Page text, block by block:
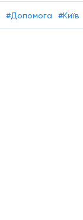
#Допомога #Київ